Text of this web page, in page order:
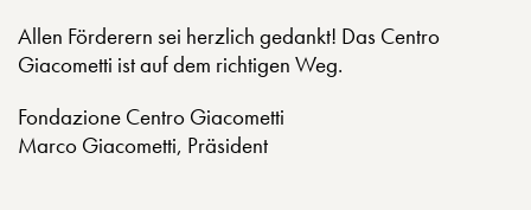
Allen Förderern sei herzlich gedankt! Das Centro
Giacometti ist auf dem richtigen Weg.
Fondazione Centro Giacometti
Marco Giacometti, Präsident